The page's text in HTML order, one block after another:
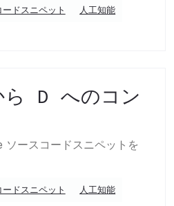
ードスニペット
人工知能
D へのコン
ースコードスニペットを
ードスニペット
人工知能